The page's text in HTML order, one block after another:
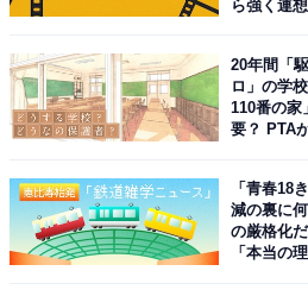
ら強く連
20年間「
ロ」の学
110番の家
要？ PTA
「青春18
減の裏に
の厳格化
「本当の理